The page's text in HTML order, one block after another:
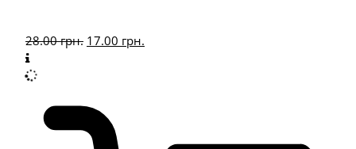
28.00грн. 17.00 грн.